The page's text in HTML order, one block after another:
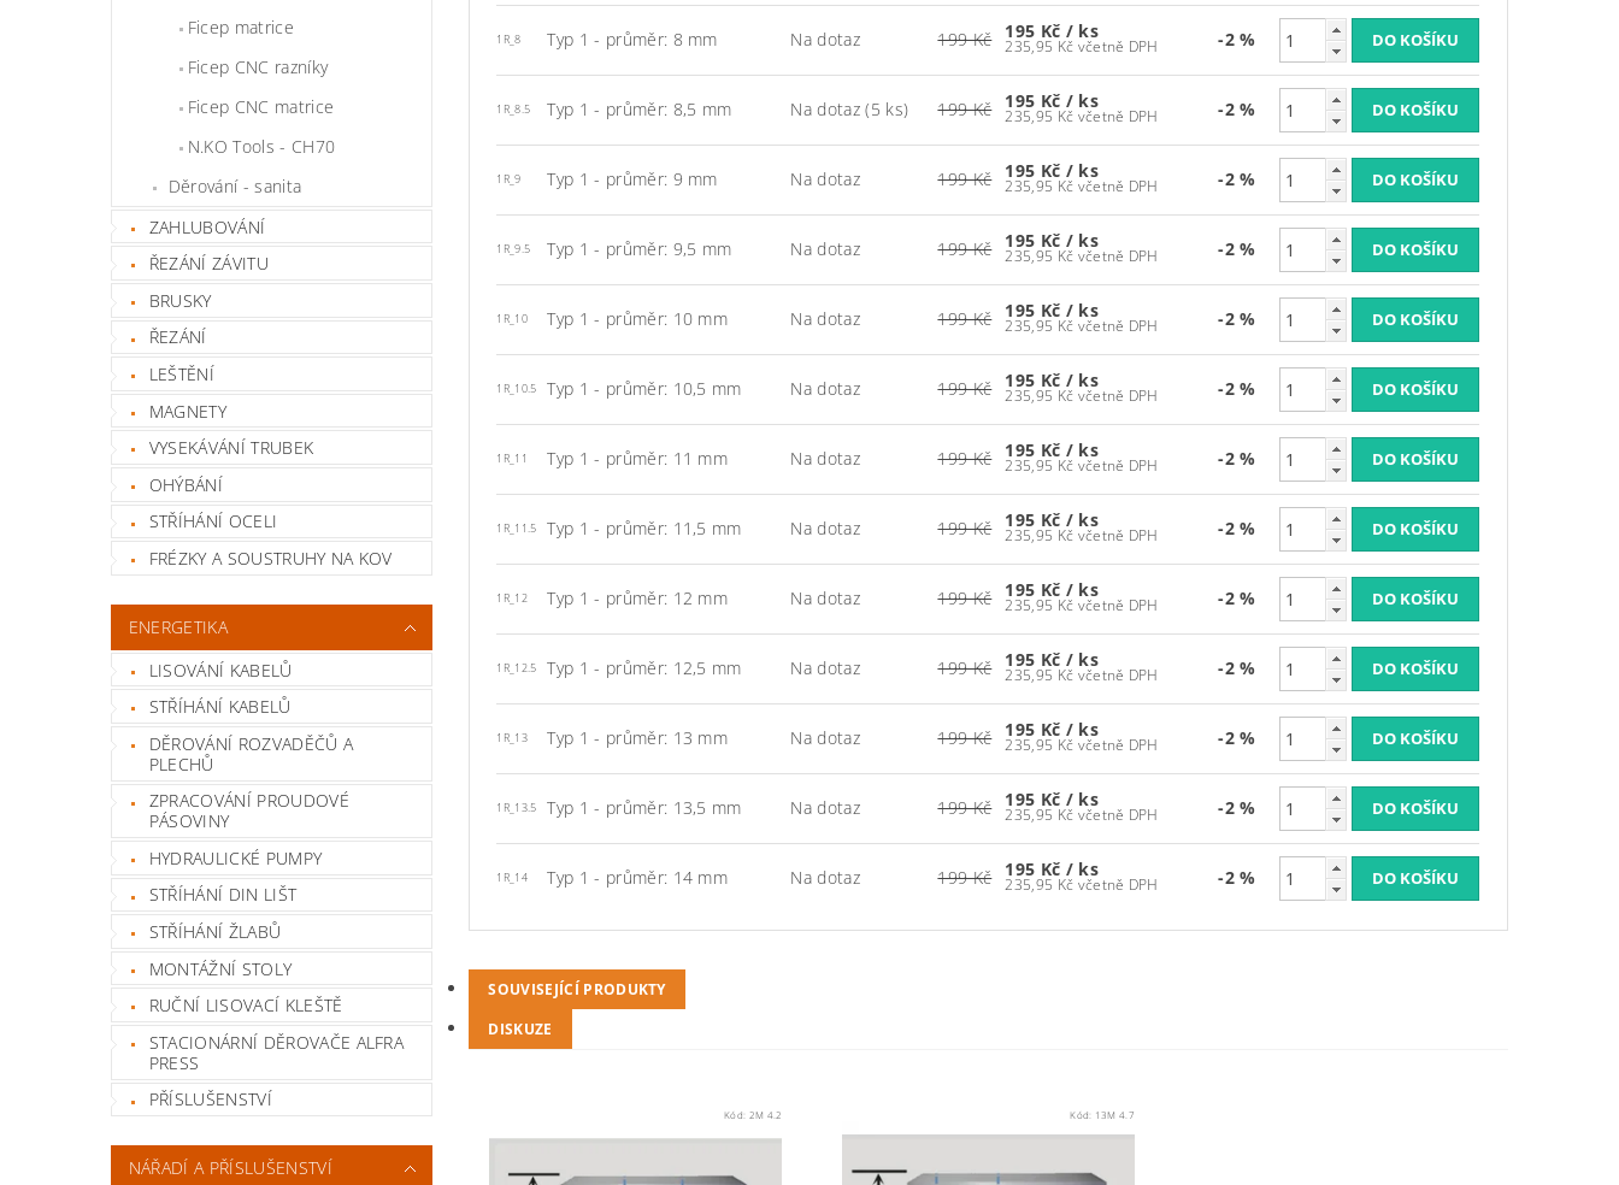
Ficep matrice
Ficep CNC razníky
Ficep CNC matrice
N.KO Tools - CH70
Děrování - sanita
ZAHLUBOVÁNÍ
ŘEZÁNÍ ZÁVITU
BRUSKY
ŘEZÁNÍ
LEŠTĚNÍ
MAGNETY
VYSEKÁVÁNÍ TRUBEK
OHÝBÁNÍ
STŘÍHÁNÍ OCELI
FRÉZKY A SOUSTRUHY NA KOV
ENERGETIKA
LISOVÁNÍ KABELŮ
STŘÍHÁNÍ KABELŮ
DĚROVÁNÍ ROZVADĚČŮ A
PLECHŮ
ZPRACOVÁNÍ PROUDOVÉ
PÁSOVINY
HYDRAULICKÉ PUMPY
STŘÍHÁNÍ DIN LIŠT
STŘÍHÁNÍ ŽLABŮ
MONTÁŽNÍ STOLY
RUČNÍ LISOVACÍ KLEŠTĚ
STACIONÁRNÍ DĚROVAČE ALFRA
PRESS
PŘÍSLUŠENSTVÍ
NÁŘADÍ A PŘÍSLUŠENSTVÍ
1R_8 Typ 1 - průměr: 8 mm Na dotaz 199 Kč 195 Kč / ks
235,95 Kč včetně DPH -2 %
1R_8.5 Typ 1 - průměr: 8,5 mm Na dotaz(5 ks) 199 Kč 195 Kč / ks
235,95 Kč včetně DPH -2 %
1R_9 Typ 1 - průměr: 9 mm Na dotaz 199 Kč 195 Kč / ks
235,95 Kč včetně DPH -2 %
1R_9.5 Typ 1 - průměr: 9,5 mm Na dotaz 199 Kč 195 Kč / ks
235,95 Kč včetně DPH -2 %
1R_10 Typ 1 - průměr: 10 mm Na dotaz 199 Kč 195 Kč / ks
235,95 Kč včetně DPH -2 %
1R_10.5 Typ 1 - průměr: 10,5 mm Na dotaz 199 Kč 195 Kč / ks
235,95 Kč včetně DPH -2 %
1R_11 Typ 1 - průměr: 11 mm Na dotaz 199 Kč 195 Kč / ks
235,95 Kč včetně DPH -2 %
1R_11.5 Typ 1 - průměr: 11,5 mm Na dotaz 199 Kč 195 Kč / ks
235,95 Kč včetně DPH -2 %
1R_12 Typ 1 - průměr: 12 mm Na dotaz 199 Kč 195 Kč / ks
235,95 Kč včetně DPH -2 %
1R_12.5 Typ 1 - průměr: 12,5 mm Na dotaz 199 Kč 195 Kč / ks
235,95 Kč včetně DPH -2 %
1R_13 Typ 1 - průměr: 13 mm Na dotaz 199 Kč 195 Kč / ks
235,95 Kč včetně DPH -2 %
1R_13.5 Typ 1 - průměr: 13,5 mm Na dotaz 199 Kč 195 Kč / ks
235,95 Kč včetně DPH -2 %
1R_14 Typ 1 - průměr: 14 mm Na dotaz 199 Kč 195 Kč / ks
235,95 Kč včetně DPH -2 %
SOUVISEJÍCÍ PRODUKTY
DISKUZE
Kód: 2M 4.2 Kód: 13M 4.7